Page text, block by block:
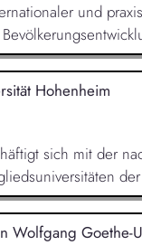
und
Hohenheim
sich mit der
Wolfgang Goethe-